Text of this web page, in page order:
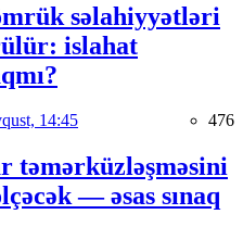
səlahiyyətləri
islahat
14:45 476
təmərküzləşməsini
— əsas sınaq